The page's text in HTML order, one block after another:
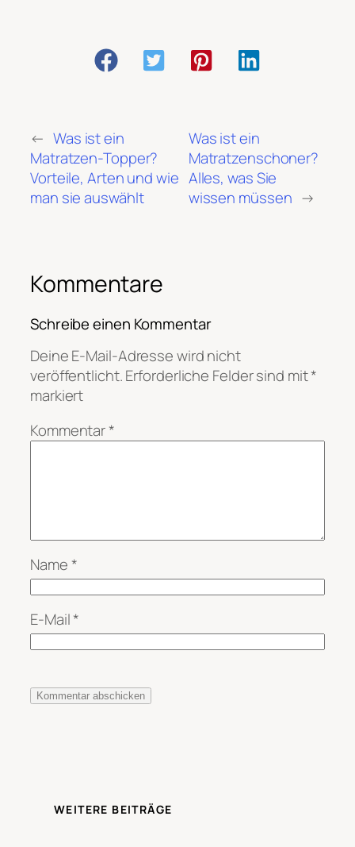
← Was ist ein
Matratzen-Topper?
Vorteile, Arten und wie
man sie auswählt
Was ist ein
Matratzenschoner?
Alles, was Sie
wissen müssen →
Kommentare
Schreibe einen Kommentar
Deine E-Mail-Adresse wird nicht
veröffentlicht.Erforderliche Felder sind mit*
markiert
Kommentar*
Name*
E-Mail*
WEITERE BEITRÄGE